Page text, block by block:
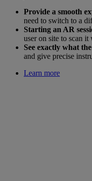
Provide a smooth
need to switch to a
Starting an AR
user on site to scan
See exactly what
and give precise
Learn more